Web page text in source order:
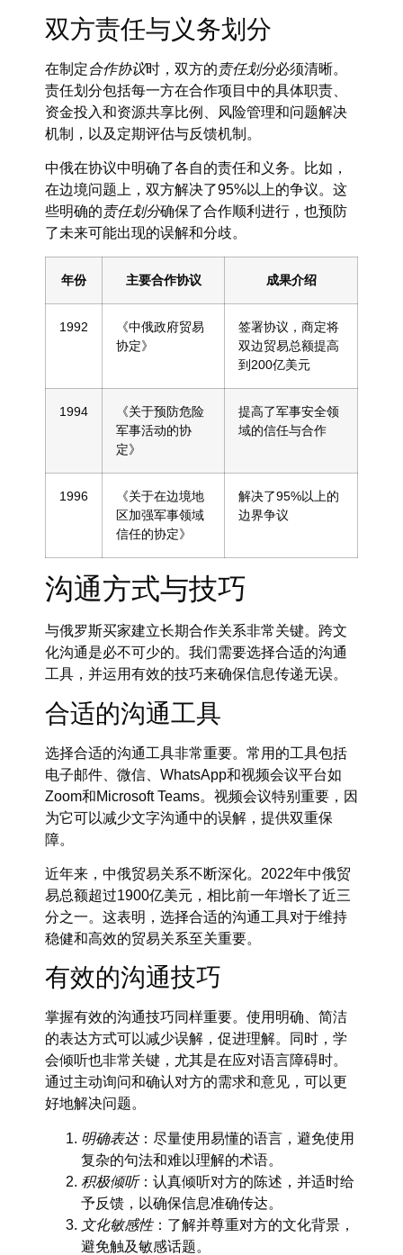
双方责任与义务划分
在制定合作协议时，双方的责任划分必须清晰。
责任划分包括每一方在合作项目中的具体职责、
资金投入和资源共享比例、风险管理和问题解决
机制，以及定期评估与反馈机制。
中俄在协议中明确了各自的责任和义务。比如，
在边境问题上，双方解决了95%以上的争议。这
些明确的责任划分确保了合作顺利进行，也预防
了未来可能出现的误解和分歧。
年份 主要合作协议 成果介绍
1992
《中俄政府贸易
协定》
签署协议，商定将
双边贸易总额提高
到200亿美元
1994
《关于预防危险
军事活动的协
定》
提高了军事安全领
域的信任与合作
1996
《关于在边境地
区加强军事领域
信任的协定》
解决了95%以上的
边界争议
沟通方式与技巧
与俄罗斯买家建立长期合作关系非常关键。跨文
化沟通是必不可少的。我们需要选择合适的沟通
工具，并运用有效的技巧来确保信息传递无误。
合适的沟通工具
选择合适的沟通工具非常重要。常用的工具包括
电子邮件、微信、WhatsApp和视频会议平台如
Zoom和Microsoft Teams。视频会议特别重要，因
为它可以减少文字沟通中的误解，提供双重保
障。
近年来，中俄贸易关系不断深化。2022年中俄贸
易总额超过1900亿美元，相比前一年增长了近三
分之一。这表明，选择合适的沟通工具对于维持
稳健和高效的贸易关系至关重要。
有效的沟通技巧
掌握有效的沟通技巧同样重要。使用明确、简洁
的表达方式可以减少误解，促进理解。同时，学
会倾听也非常关键，尤其是在应对语言障碍时。
通过主动询问和确认对方的需求和意见，可以更
好地解决问题。
明确表达：尽量使用易懂的语言，避免使用
复杂的句法和难以理解的术语。
积极倾听：认真倾听对方的陈述，并适时给
予反馈，以确保信息准确传达。
文化敏感性：了解并尊重对方的文化背景，
避免触及敏感话题。